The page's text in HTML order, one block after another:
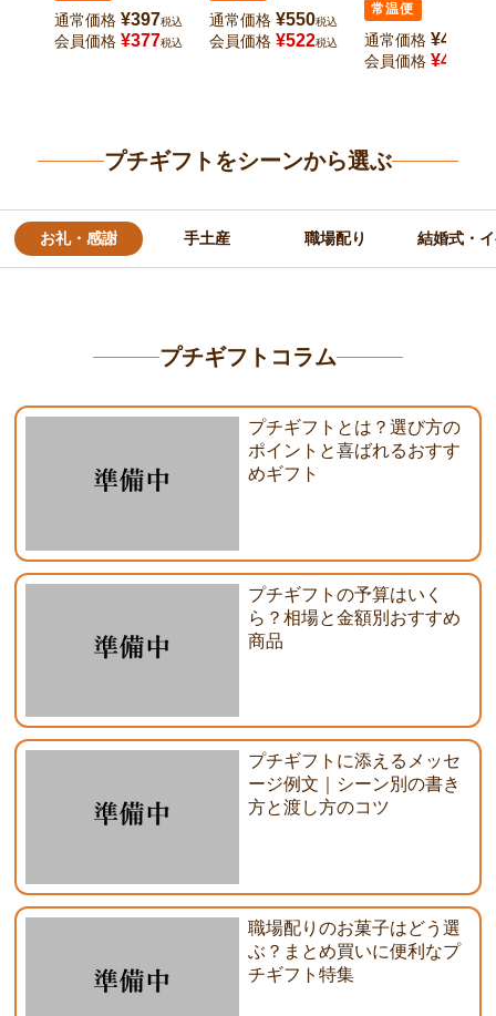
通常価格 ¥397税込
会員価格 ¥377税込
通常価格 ¥550税込
会員価格 ¥522税込
常温便
通常価格 ¥490
会員価格 ¥465
プチギフトをシーンから選ぶ
お礼・感謝 手土産 職場配り 結婚式・
プチギフトコラム
プチギフトとは？選び方の
ポイントと喜ばれるおすす
めギフト
プチギフトの予算はいく
ら？相場と金額別おすすめ
商品
プチギフトに添えるメッセ
ージ例文｜シーン別の書き
方と渡し方のコツ
職場配りのお菓子はどう選
ぶ？まとめ買いに便利なプ
チギフト特集